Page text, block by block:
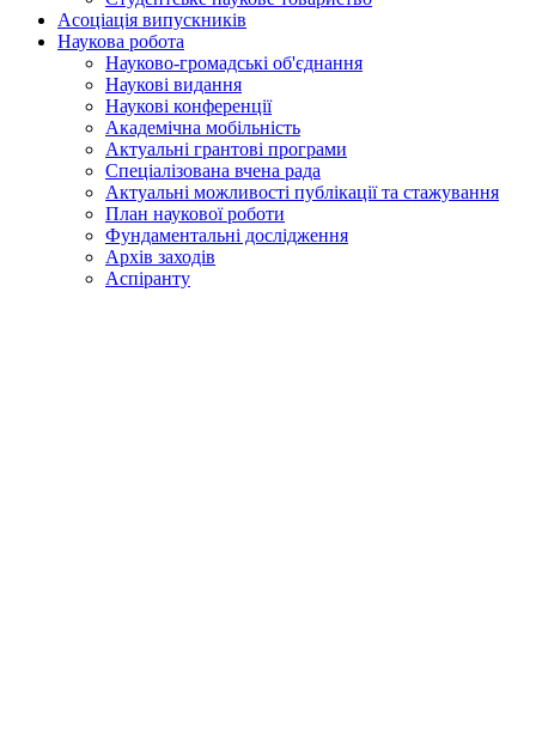
Асоціація випускників
Наукова робота
Науково-громадські об'єднання
Наукові видання
Наукові конференції
Академічна мобільність
Актуальні грантові програми
Спеціалізована вчена рада
Актуальні можливості публікації та стажування
План наукової роботи
Фундаментальні дослідження
Архів заходів
Аспіранту